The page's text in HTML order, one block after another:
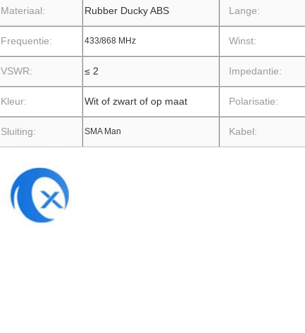
Materiaal: Rubber Ducky ABS Lange:
Frequentie: 433/868 MHz Winst:
VSWR: ≤ 2 Impedantie:
Kleur: Wit of zwart of op maat Polarisatie:
Sluiting: SMA Man Kabel: